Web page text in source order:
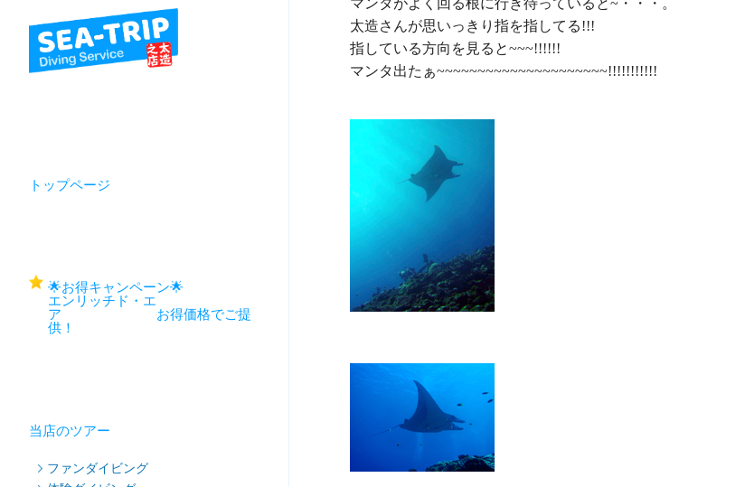
トップページ
🌟お得キャンペーン🌟
エンリッチド・エ
ア お得価格でご提
供！
当店のツアー
ファンダイビング
太造さんが思いっきり指を指してる!!!
指している方向を見ると~~~!!!!!!
マンタ出たぁ~~~~~~~~~~~~~~~~~~~~~!!!!!!!!!!!